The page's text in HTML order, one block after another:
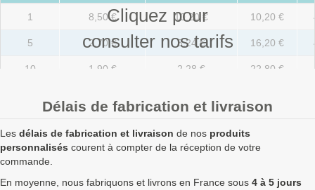
Cliquez pour
consulter nos tarifs
1 8,50 € 10,20 € 10,20 €
5 2,70 € 3,24 € 16,20 €
10 1,90 € 2,28 € 22,80 €
100 0,66 € 0,79 € 79,20 €
Délais de fabrication et livraison
Les délais de fabrication et livraison de nos produits
personnalisés courent à compter de la réception de votre
commande.
En moyenne, nous fabriquons et livrons en France sous 4 à 5 jours